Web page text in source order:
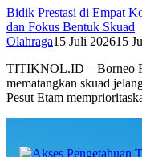
Bidik Prestasi di Empat
dan Fokus Bentuk Skuad
Olahraga15 Juli 202615
TITIKNOL.ID – Borneo
mematangkan skuad
Pesut Etam